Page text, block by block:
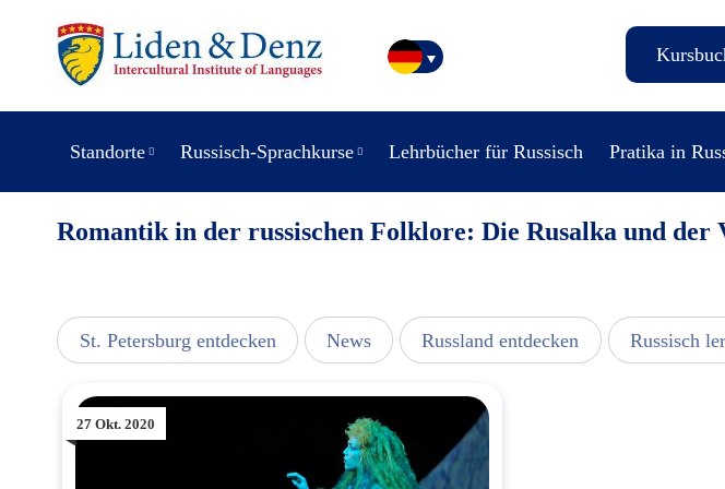
Standorte Russisch-Sprachkurse Lehrbücher für Russisch Pratika in
Romantik in der russischen Folklore: Die Rusalka und der
St. Petersburg entdecken News Russland entdecken Russisch
27 Okt. 2020